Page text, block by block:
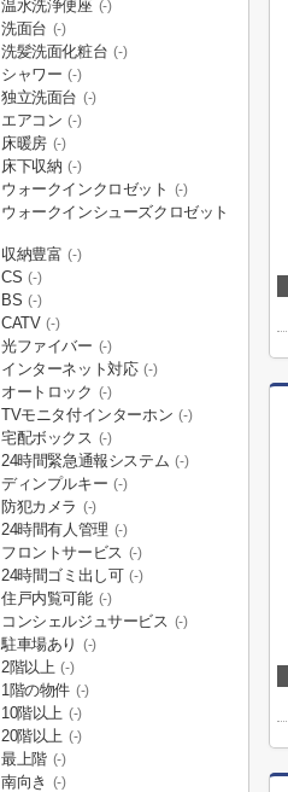
温水洗浄便座 (-)
洗面台 (-)
洗髪洗面化粧台 (-)
シャワー (-)
独立洗面台 (-)
エアコン (-)
床暖房 (-)
床下収納 (-)
ウォークインクロゼット (-)
ウォークインシューズクロゼット
収納豊富 (-)
CS (-)
BS (-)
CATV (-)
光ファイバー (-)
インターネット対応 (-)
オートロック (-)
TVモニタ付インターホン (-)
宅配ボックス (-)
24時間緊急通報システム (-)
ディンプルキー (-)
防犯カメラ (-)
24時間有人管理 (-)
フロントサービス (-)
24時間ゴミ出し可 (-)
住戸内覧可能 (-)
コンシェルジュサービス (-)
駐車場あり (-)
2階以上 (-)
1階の物件 (-)
10階以上 (-)
20階以上 (-)
最上階 (-)
南向き (-)